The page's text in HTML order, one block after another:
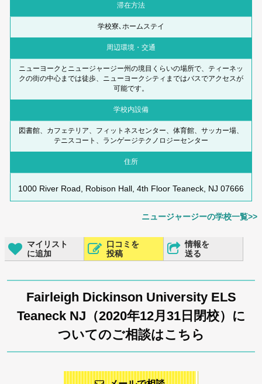
滞在方法
学校寮､ホームステイ
周辺環境・交通
ニューヨークとニュージャージー州の境目くらいの場所で、ティーネッ
クの街の中心までは徒歩、ニューヨークシティまではバスでアクセスが
可能です。
学校内設備
図書館、カフェテリア、フィットネスセンター、体育館、サッカー場、
テニスコート、ランゲージテクノロジーセンター
住所
1000 River Road, Robison Hall, 4th Floor Teaneck, NJ 07666
ニュージャージーの学校一覧>>
マイリスト
に追加
口コミを
投稿
情報を
送る
Fairleigh Dickinson University ELS
Teaneck NJ（2020年12月31日閉校）に
ついてのご相談はこちら